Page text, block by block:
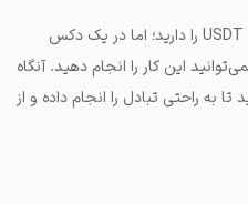
فرض کنید قصد تبدیل کردن اتریوم به USDT را دارید؛ اما در یک دکس
این کار را انجام دهید. آنگاه
تا به راحتی تبادل را انجام داده و از